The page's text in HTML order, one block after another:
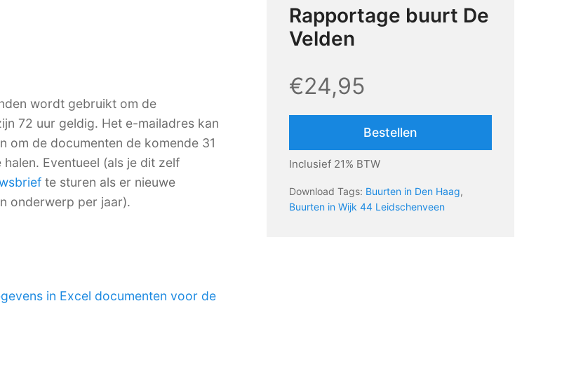
wordt gebruikt om de
72 uur geldig. Het e-mailadres kan
om de documenten de komende 31
Eventueel (als je dit zelf
te sturen als er nieuwe
onderwerp per jaar).
in Excel documenten voor de
Rapportage buurt De
Velden
€24,95
Bestellen
Inclusief 21% BTW
Download Tags: Buurten in Den Haag,
Buurten in Wijk 44 Leidschenveen